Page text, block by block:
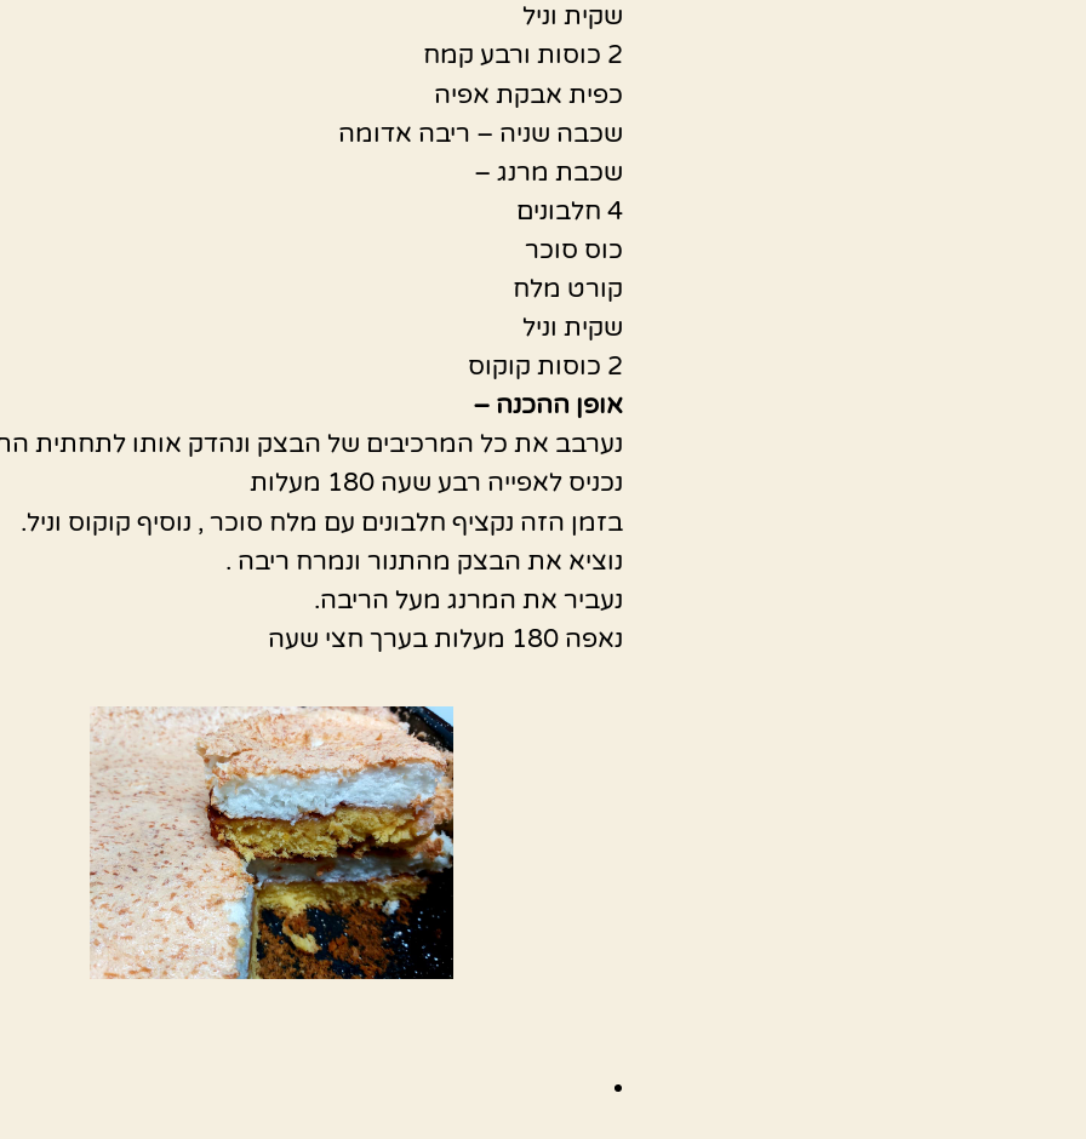
שקית וניל
2 כוסות ורבע קמח
כפית אבקת אפיה
שכבה שניה – ריבה אדומה
שכבת מרנג –
4 חלבונים
כוס סוכר
קורט מלח
שקית וניל
2 כוסות קוקוס
אופן ההכנה –
נערבב את כל המרכיבים של הבצק ונהדק אותו לתחתית
נכניס לאפייה רבע שעה 180 מעלות
בזמן הזה נקציף חלבונים עם מלח סוכר , נוסיף קוקוס וניל.
נוציא את הבצק מהתנור ונמרח ריבה .
נעביר את המרנג מעל הריבה.
נאפה 180 מעלות בערך חצי שעה